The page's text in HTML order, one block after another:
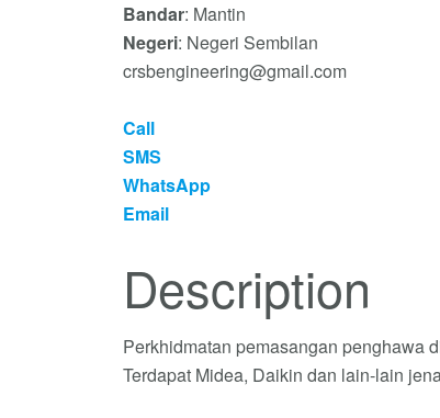
Bandar: Mantin
Negeri: Negeri Sembilan
crsbengineering@gmail.com
Call
SMS
WhatsApp
Email
Description
Perkhidmatan pemasangan penghawa
Terdapat Midea, Daikin dan lain-lain